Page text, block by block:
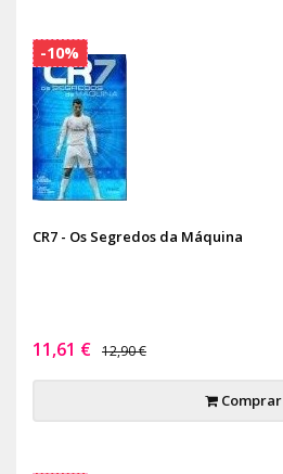
CR7 - Os Segredos da Máquina
11,61 € 12,90 €
Comprar
-10%